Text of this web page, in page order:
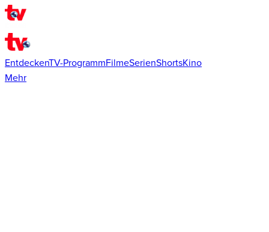
EntdeckenTV-ProgrammFilmeSerienShortsKino
Mehr